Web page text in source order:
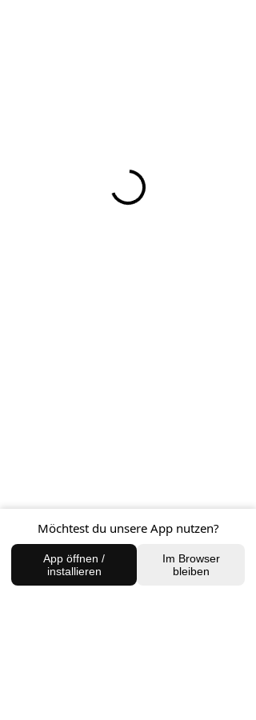
Charlottenburg Studio
Englische Straße 21, 10587
charlottenburg@houseofhealingberlin.com
Prenzlauer Berg Studio
Möchtest du unsere App nutzen?
App öffnen /
installieren
Im Browser
bleiben